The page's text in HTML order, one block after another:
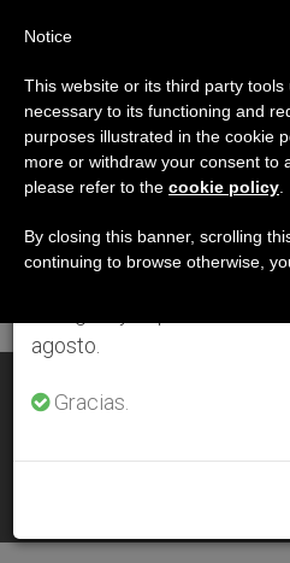
DÍA
Mayo
ÚLTIMAS NOTICIAS
MAY 13, 2009 00:00
Aviso importante
Del 27 de julio al 7 de
anual, aprovechando que
se generan menos
agosto.
Gracias.
Notice
This website or its third party
necessary to its functioning and
purposes illustrated in the cookie
more or withdraw your consent to
please refer to the cookie policy
By closing this banner, scrolling
continuing to browse otherwise,